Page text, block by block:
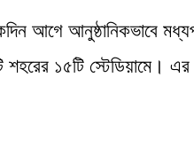
আনুষ্ঠানিকভাবে
১৫টি স্টেডিয়ামে। এর